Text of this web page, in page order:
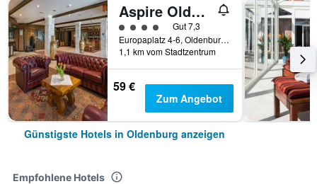
Aspire Oldenburg, Trademark Collection by Wyndham
Bewertungskategorie 4
Gut 7,3
Europaplatz 4-6, Oldenburg, Niedersachsen, Deutschland
1,1 km vom Stadtzentrum
59 €
Zum Angebot
Günstigste Hotels in Oldenburg anzeigen
Empfohlene Hotels